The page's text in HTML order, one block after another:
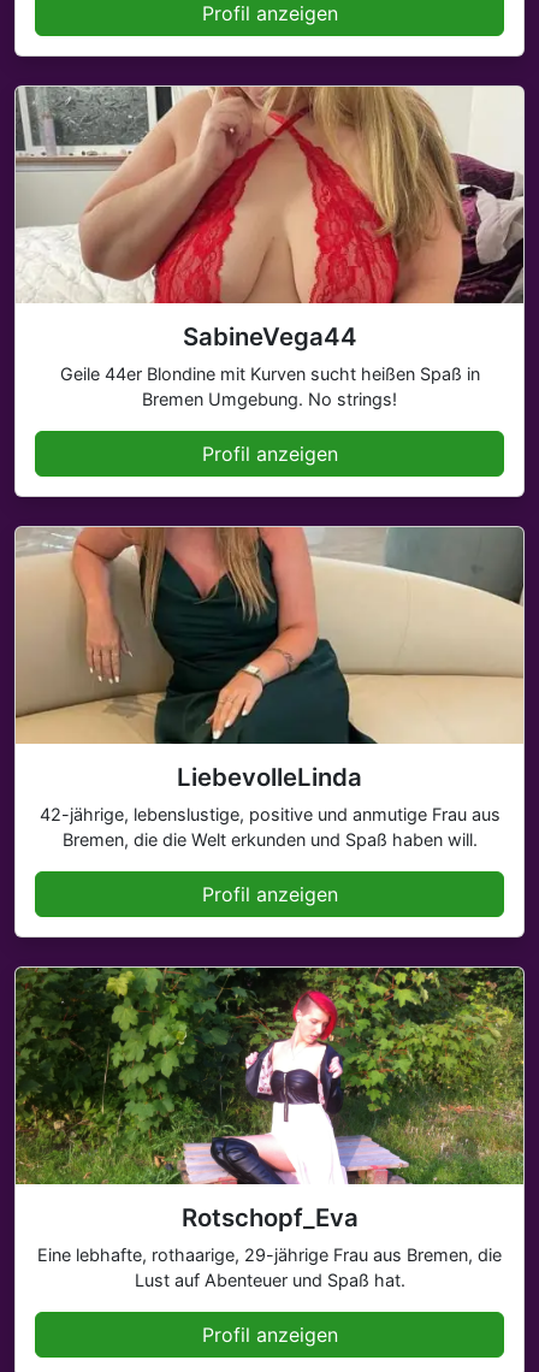
Profil anzeigen
SabineVega44
Geile 44er Blondine mit Kurven sucht heißen Spaß in
Bremen Umgebung. No strings!
Profil anzeigen
LiebevolleLinda
42-jährige, lebenslustige, positive und anmutige Frau aus
Bremen, die die Welt erkunden und Spaß haben will.
Profil anzeigen
Rotschopf_Eva
Eine lebhafte, rothaarige, 29-jährige Frau aus Bremen, die
Lust auf Abenteuer und Spaß hat.
Profil anzeigen